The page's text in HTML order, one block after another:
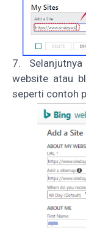
7.
website atau
seperti contoh